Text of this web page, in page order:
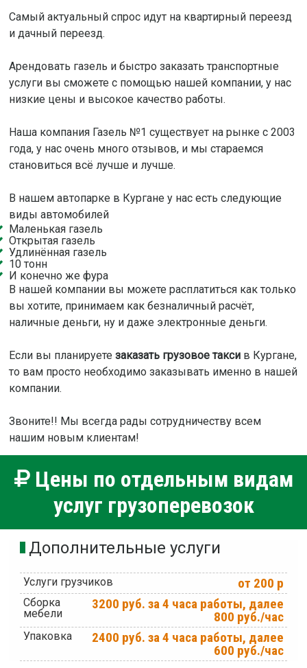
Самый актуальный спрос идут на квартирный переезд
и дачный переезд.
Арендовать газель и быстро заказать транспортные
услуги вы сможете с помощью нашей компании, у нас
низкие цены и высокое качество работы.
Наша компания Газель №1 существует на рынке с 2003
года, у нас очень много отзывов, и мы стараемся
становиться всё лучше и лучше.
В нашем автопарке в Кургане у нас есть следующие
виды автомобилей
Маленькая газель
Открытая газель
Удлинённая газель
10 тонн
И конечно же фура
В нашей компании вы можете расплатиться как только
вы хотите, принимаем как безналичный расчёт,
наличные деньги, ну и даже электронные деньги.
Если вы планируете заказать грузовое таксив Кургане,
то вам просто необходимо заказывать именно в нашей
компании.
Звоните!! Мы всегда рады сотрудничеству всем
нашим новым клиентам!
Цены по отдельным видам
услуг грузоперевозок
Дополнительные услуги
Услуги грузчиков от 200 р
Сборка
мебели
3200 руб. за 4 часа работы, далее
800 руб./час
Упаковка
2400 руб. за 4 часа работы, далее
600 руб./час